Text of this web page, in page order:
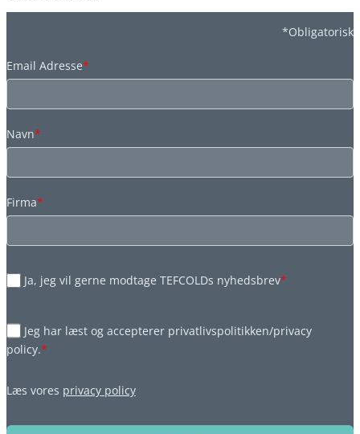
*Obligatorisk
Email Adresse*
Navn*
Firma*
Ja, jeg vil gerne modtage TEFCOLDs nyhedsbrev*
Jeg har læst og accepterer privatlivspolitikken/privacy
policy.*
Læs vores privacy policy